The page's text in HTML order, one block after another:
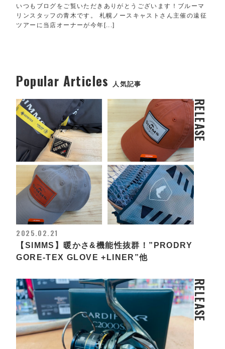
いつもブログをご覧いただきありがとうございます！ブルーマ
リンスタッフの青木です。 札幌ノースキャストさん主催の遠征
ツアーに当店オーナーが今年[...]
Popular Articles 人気記事
RELEASE
2025.02.21
【SIMMS】暖かさ&機能性抜群！”PRODRY
GORE-TEX GLOVE +LINER”他
RELEASE